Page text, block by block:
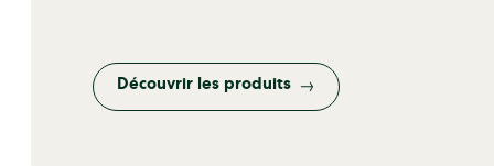
conçus pour faciliter cette transition et encourager la
réutilisation au quotidien. Et lorsque les solutions
existantes ne suffisent pas, Moree met également
Découvrir les produits